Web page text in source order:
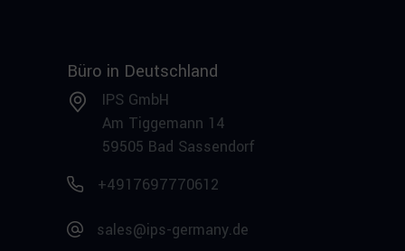
Büro in Deutschland
IPS GmbH
Am Tiggemann 14
59505 Bad Sassendorf
+4917697770612
sales@ips-germany.de